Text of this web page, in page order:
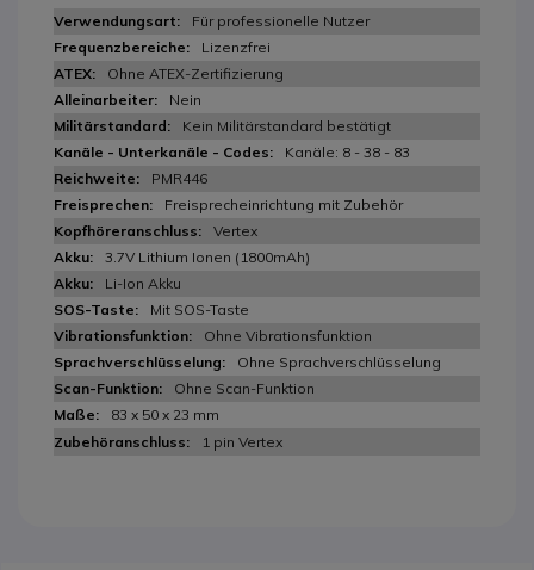
Für professionelle Nutzer
Lizenzfrei
Ohne ATEX-Zertifizierung
Nein
Kein Militärstandard bestätigt
Kanäle: 8 - 38 - 83
PMR446
Freisprecheinrichtung mit Zubehör
Vertex
3.7V Lithium Ionen (1800mAh)
Li-Ion Akku
Mit SOS-Taste
Ohne Vibrationsfunktion
Ohne Sprachverschlüsselung
Ohne Scan-Funktion
83 x 50 x 23 mm
1 pin Vertex